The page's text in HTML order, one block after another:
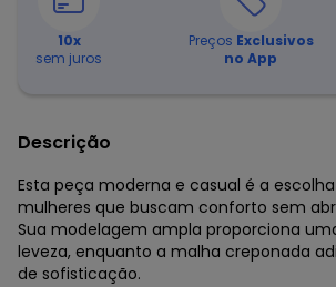
10x
sem juros
Preços Exclusivos
no App
Descrição
Esta peça moderna e casual é a
mulheres que buscam conforto sem
Sua modelagem ampla proporciona
leveza, enquanto a malha creponada
de sofisticação.